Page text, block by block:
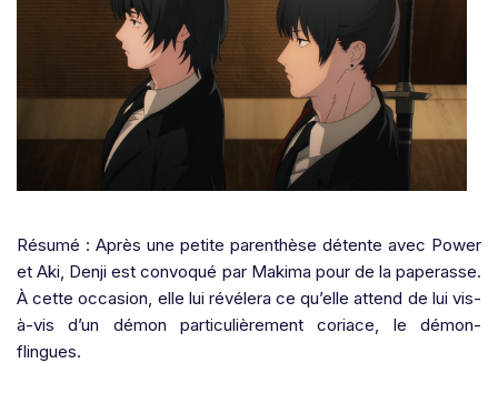
Résumé : Après une petite parenthèse détente avec Power
et Aki, Denji est convoqué par Makima pour de la paperasse.
À cette occasion, elle lui révélera ce qu’elle attend de lui vis-
à-vis d’un démon particulièrement coriace, le démon-
flingues.